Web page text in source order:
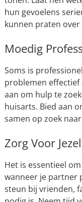
hun gevoelens
kunnen praten
Moedig
Soms is
problemen effectief
aan om hulp te
huisarts. Bied aan
samen op zoek
Zorg Voor
Het is essentieel
wanneer je partner
steun bij vrienden,